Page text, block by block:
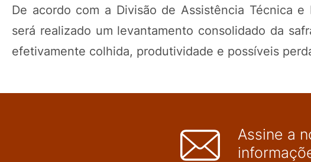
De acordo com a Divisão de Assistência Técnica
será realizado um levantamento consolidado da
efetivamente colhida, produtividade e possíveis
Assine a